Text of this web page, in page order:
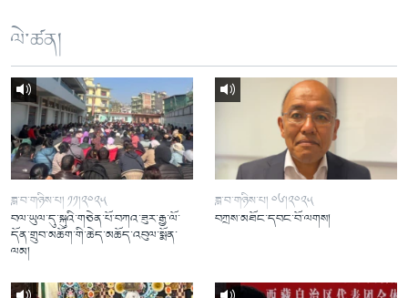
ལེ་ཚན།
ཟླ་བ་གཉིས་པ། ༡༡།༢༠༢༥
བལ་ཡུལ་དུ་སྐུའི་གཅེན་པོ་བཀའ་ཟུར་རྒྱ་ལོ་
དོན་གྲུབ་མཆོག་གི་ཆེད་མཆོད་འབུལ་སྨོན་
ལམ།
ཟླ་བ་གཉིས་པ། ༠༦།༢༠༢༥
བཀྲས་མཐོང་དབང་བོ་ལགས།